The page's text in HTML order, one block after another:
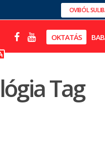
OVIBÓL
OKTATÁS
Tag